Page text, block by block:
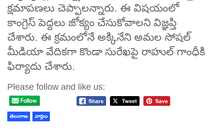
క్షమాపణలు చెప్పాలన్నారు. ఈ విషయంలో
కాంగ్రెస్ పెద్దలు జోక్యం చేసుకోవాలని విజ్ఞప్తి
చేశారు. ఈ క్రమంలోనే అక్కినేని అమల సోషల్
మీడియా వేదికగా కొండా సురేఖపై రాహుల్ గాంధీకి
ఫిర్యాదు చేశారు.
Please follow and like us:
తెలంగాణ వార్తలు